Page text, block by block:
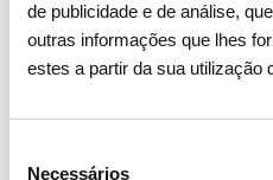
de publicidade e de análise,
outras informações que lhes
estes a partir da sua utilização
Necessários